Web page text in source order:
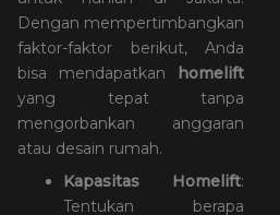
Dengan mempertimbangkan
faktor-faktor berikut, Anda
bisa mendapatkan
homelift
yang tepat tanpa
mengorbankan anggaran
atau desain rumah.
Kapasitas Homelift:
Tentukan berapa